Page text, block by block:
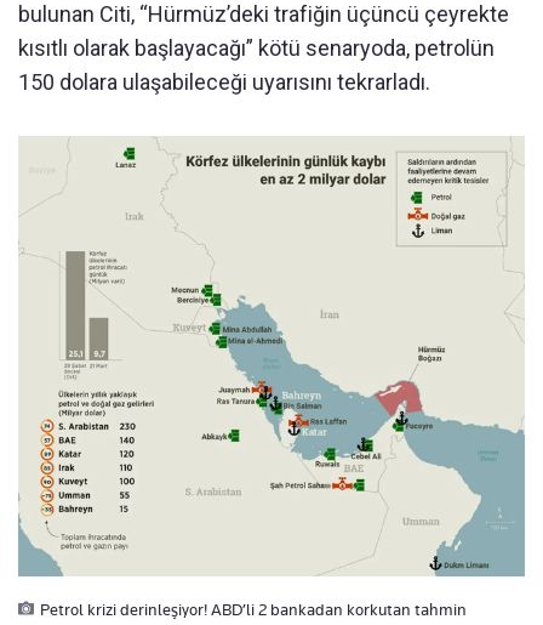
bulunan Citi, “Hürmüz’deki trafiğin üçüncü çeyrekte
kısıtlı olarak başlayacağı” kötü senaryoda, petrolün
150 dolara ulaşabileceği uyarısını tekrarladı.
Petrol krizi derinleşiyor! ABD’li 2 bankadan korkutan tahmin